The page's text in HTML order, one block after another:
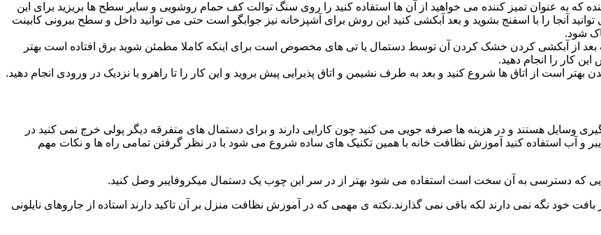
که به عنوان تمیز کننده می خواهید از آن ها استفاده کنید را روی سنگ توالت کف حمام روشویی و سایر سطح ها بریزید برای این
آنجا را با اسفنج بشوید و بعد آبکشی کنید این روش برای آشپزخانه نیز جوابگو است حتی می توانید داخل و سطح بیرونی کابینت
شود.
از آبکشی کردن خشک کردن آن توسط دستمال یا تی های مخصوص است برای اینکه کاملا مطمئن شوید برق افتاده است بهتر
کار را انجام دهید.
است از اتاق ها شروع کنید و بعد به طرف نشیمن و اتاق پذیرایی پیش بروید و این کار را تا راهرو یا نزدیک در ورودی انجام دهید.
وسایل هستند و در هزینه ها صرفه جویی می کنید چون کارایی دارند و برای دستمال های متفرقه دیگر پولی خرج نمی کنید در
و آب استفاده کنید آموزش نظافت خانه با همین تکنیک های ساده شروع می شود با در نظر گرفتن تمامی راه ها و نکات مهم
خود نگه نمی دارند لکه باقی نمی گذارند.نکته ی مهمی که در آموزش نظافت منزل بر آن تاکید دارند استاده از جاروهای نایلونی